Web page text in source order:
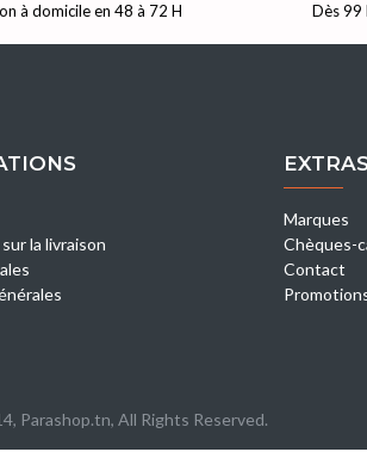
à domicile en 48 à 72 H Dès 99
la livraison
EXTRAS
Marques
Chèques-
Contact
Parashop.tn, All Rights Reserved.